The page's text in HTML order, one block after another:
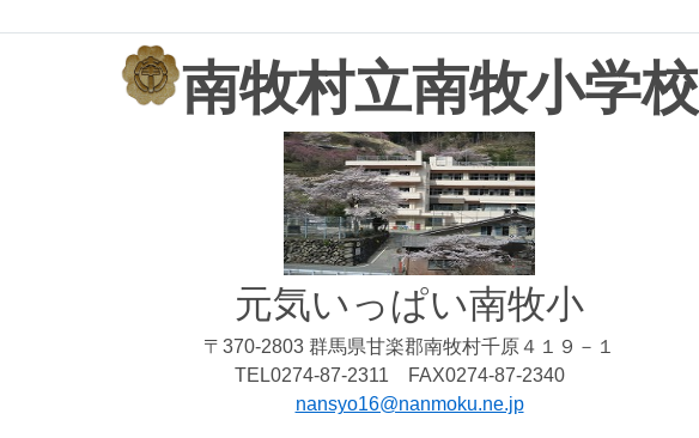
南牧村立南牧小学校
元気いっぱい南牧小
〒370-2803 群馬県甘楽郡南牧村千原４１９－１
TEL0274-87-2311 FAX0274-87-2340
nansyo16@nanmoku.ne.jp